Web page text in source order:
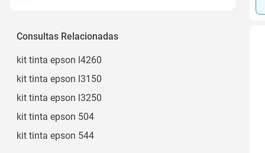
Consultas Relacionadas
kit tinta epson l4260
kit tinta epson l3150
kit tinta epson l3250
kit tinta epson 504
kit tinta epson 544